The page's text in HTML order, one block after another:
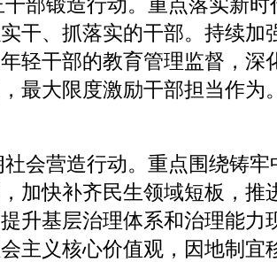
部锻造行动。重点落实新
干、抓落实的干部。持续加
轻干部的教育管理监督，深
最大限度激励干部担当作为
会营造行动。重点围绕铸
加快补齐民生领域短板，推
升基层治理体系和治理能力
主义核心价值观，因地制宜